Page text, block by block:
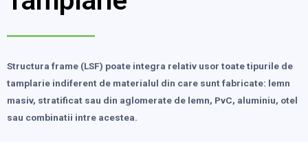
Structura frame (LSF) poate integra relativ usor toate tipurile de
tamplarie indiferent de materialul din care sunt fabricate: lemn
masiv, stratificat sau din aglomerate de lemn, PvC, aluminiu, otel
sau combinatii intre acestea.